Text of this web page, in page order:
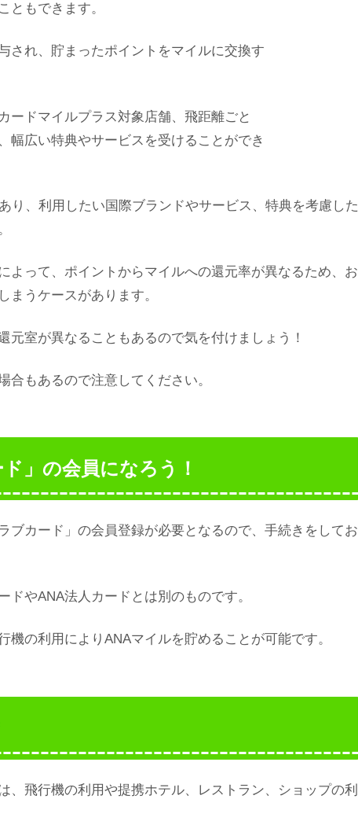
ともできます。
され、貯まったポイントをマイルに交換す
ードマイルプラス対象店舗、飛距離ごと
幅広い特典やサービスを受けることができ
り、利用したい国際ブランドやサービス、特典を考慮した
よって、ポイントからマイルへの還元率が異なるため、お
まうケースがあります。
元室が異なることもあるので気を付けましょう！
もあるので注意してください。
」の会員になろう！
ブカード」の会員登録が必要となるので、手続きをしてお
ドやANA法人カードとは別のものです。
の利用によりANAマイルを貯めることが可能です。
、飛行機の利用や提携ホテル、レストラン、ショップの利